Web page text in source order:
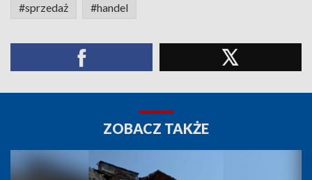
#sprzedaż #handel
ZOBACZ TAKŻE